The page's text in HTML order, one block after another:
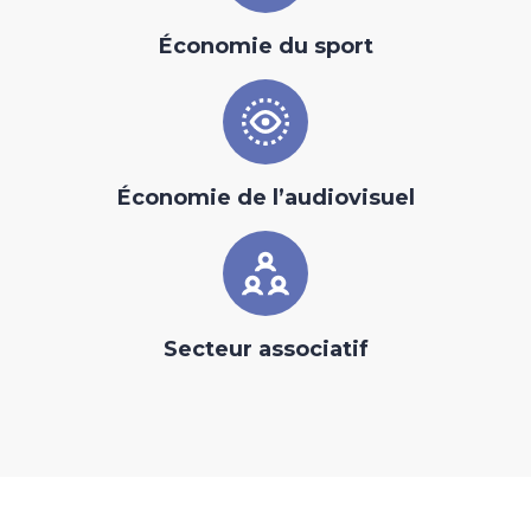
Économie du sport
Économie de l’audiovisuel
Secteur associatif